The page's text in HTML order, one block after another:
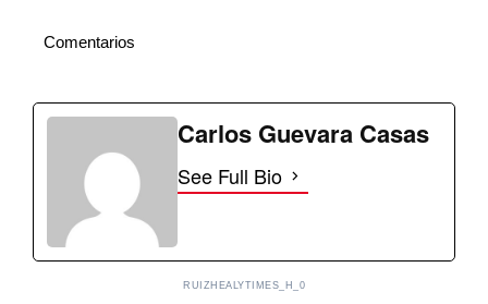
Comentarios
Carlos Guevara Casas
See Full Bio
RUIZHEALYTIMES_H_0